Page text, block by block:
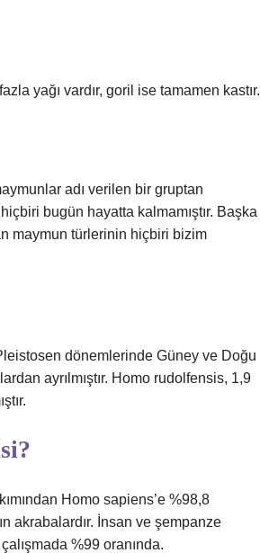
yağı vardır, goril ise tamamen kastır.
adı verilen bir gruptan
bugün hayatta kalmamıştır. Başka
maymun türlerinin hiçbiri bizim
dönemlerinde Güney ve Doğu
ayrılmıştır. Homo rudolfensis, 1,9
Homo sapiens’e %98,8
akrabalardır. İnsan ve şempanze
%99 oranında.